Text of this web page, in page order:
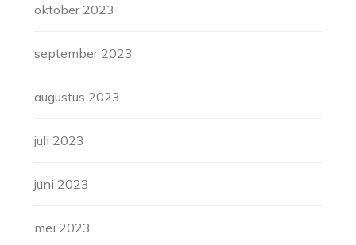
oktober 2023
september 2023
augustus 2023
juli 2023
juni 2023
mei 2023